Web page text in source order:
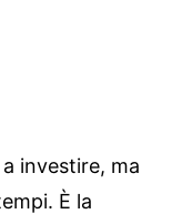
investire, ma
È la